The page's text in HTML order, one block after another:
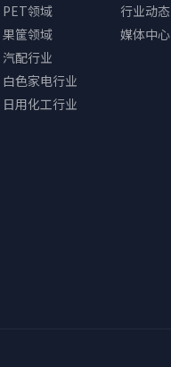
PET领域
果筐领域
汽配行业
白色家电行业
日用化工行业
行业动态
媒体中心